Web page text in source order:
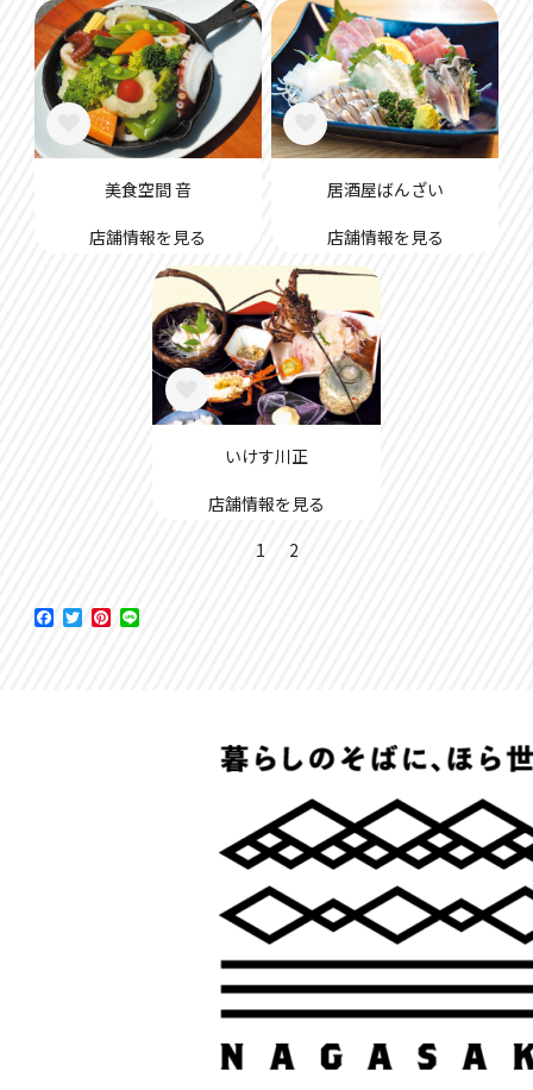
美食空間 音
店舗情報を見る
居酒屋ばんざい
店舗情報を見る
いけす川正
店舗情報を見る
1
2
Facebook
TwitterPinterest
Line